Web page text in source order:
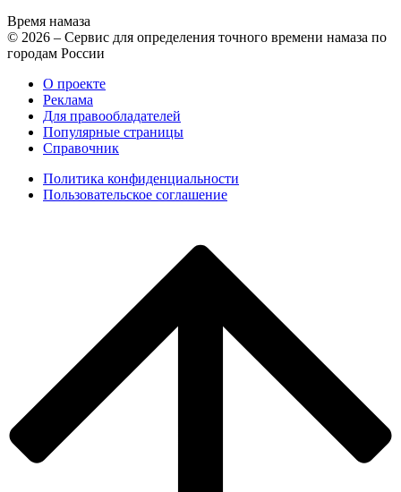
Время намаза
© 2026 – Сервис для определения точного времени намаза по
городам России
О проекте
Реклама
Для правообладателей
Популярные страницы
Справочник
Политика конфиденциальности
Пользовательское соглашение